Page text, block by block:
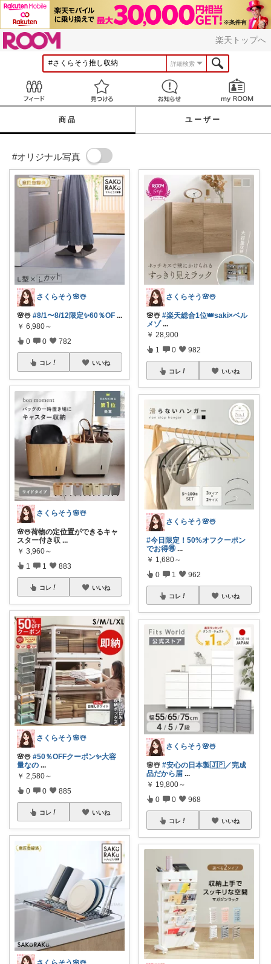
楽天トップへ
詳細検索
見つける お知らせ
商品 ユーザー
#オリジナル写真
さくらそう‪🌸☃️
🌸☃️ #8/1〜8/12限定✨60％OF ...
￥ 6,980～
0 0 782
コレ いいね
さくらそう‪🌸☃️
🌸☃️荷物の定位置ができるキャ
スター付き収 ...
￥ 3,960～
1 1 883
コレ いいね
さくらそう‪🌸☃️
🌸☃️ #50％OFFクーポン✨大容
量なの ...
￥ 2,580～
0 0 885
コレ いいね
さくらそう‪🌸☃️
🌸☃️ #楽天総合1位👑saki×ベル
メゾ ...
￥ 28,900
1 0 982
コレ いいね
さくらそう‪🌸☃️
#今日限定！50%オフクーポン
でお得🉐 ...
￥ 1,680～
0 1 962
コレ いいね
さくらそう‪🌸☃️
🌸☃️ #安心の日本製🇯🇵／完成
品だから届 ...
￥ 19,800～
0 0 968
コレ いいね